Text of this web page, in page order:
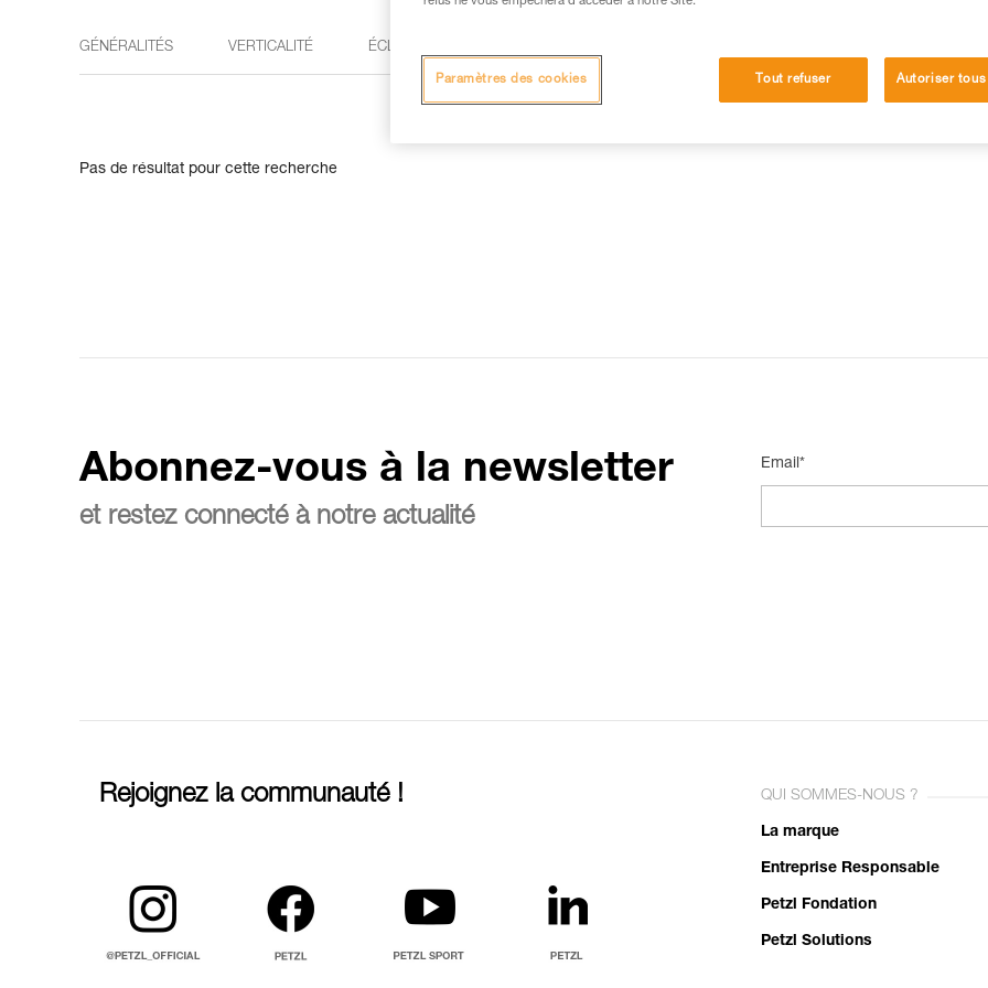
GÉNÉRALITÉS VERTICALITÉ ÉCLAIRAGE
Pas de résultat pour cette recherche
Abonnez-vous à la newsletter
et restez connecté à notre actualité
Email*
Rejoignez la communauté ! QUI SOMMES-NOUS ?
La marque
Entreprise Responsable
Petzl Fondation
Petzl Solutions
Tout refuser Autoriser
Paramètres des cookies